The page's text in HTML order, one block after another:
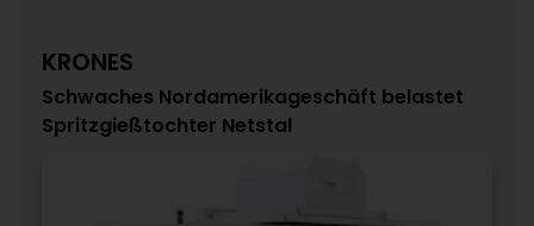
KRONES
Schwaches Nordamerikageschäft belastet
Spritzgießtochter Netstal